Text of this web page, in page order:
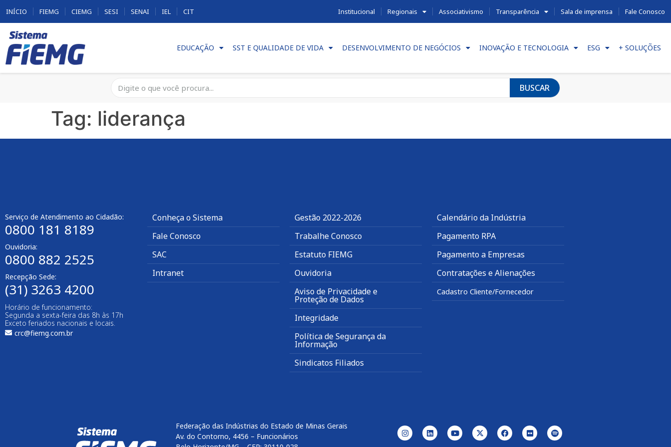
INÍCIO FIEMG CIEMG SESI SENAI IEL CIT Institucional Regionais Associativismo Transparência Sala de imprensa Fale Conosco
EDUCAÇÃO SST E QUALIDADE DE VIDA DESENVOLVIMENTO DE NEGÓCIOS INOVAÇÃO E TECNOLOGIA ESG + SOLUÇÕES
BUSCAR
Tag: liderança
Serviço de Atendimento ao Cidadão:
0800 181 8189
Ouvidoria:
0800 882 2525​
Recepção Sede:
(31) 3263 4200
Horário de funcionamento:
Segunda a sexta-feira das 8h às 17h
Exceto feriados nacionais e locais.
crc@fiemg.com.br
Conheça o Sistema
Fale Conosco
SAC
Intranet
Gestão 2022-2026
Trabalhe Conosco
Estatuto FIEMG
Ouvidoria
Aviso de Privacidade e
Proteção de Dados
Integridade
Política de Segurança da
Informação
Sindicatos Filiados
Calendário da Indústria
Pagamento RPA
Pagamento a Empresas
Contratações e Alienações
Cadastro Cliente/Fornecedor
Federação das Indústrias do Estado de Minas Gerais
Av. do Contorno, 4456 – Funcionários